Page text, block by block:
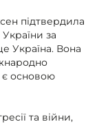
підтвердила
за
Україна. Вона
є основою
та війни,